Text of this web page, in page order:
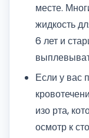
месте.
жидкость
6 лет и
Если у вас
изо рта,
осмотр к